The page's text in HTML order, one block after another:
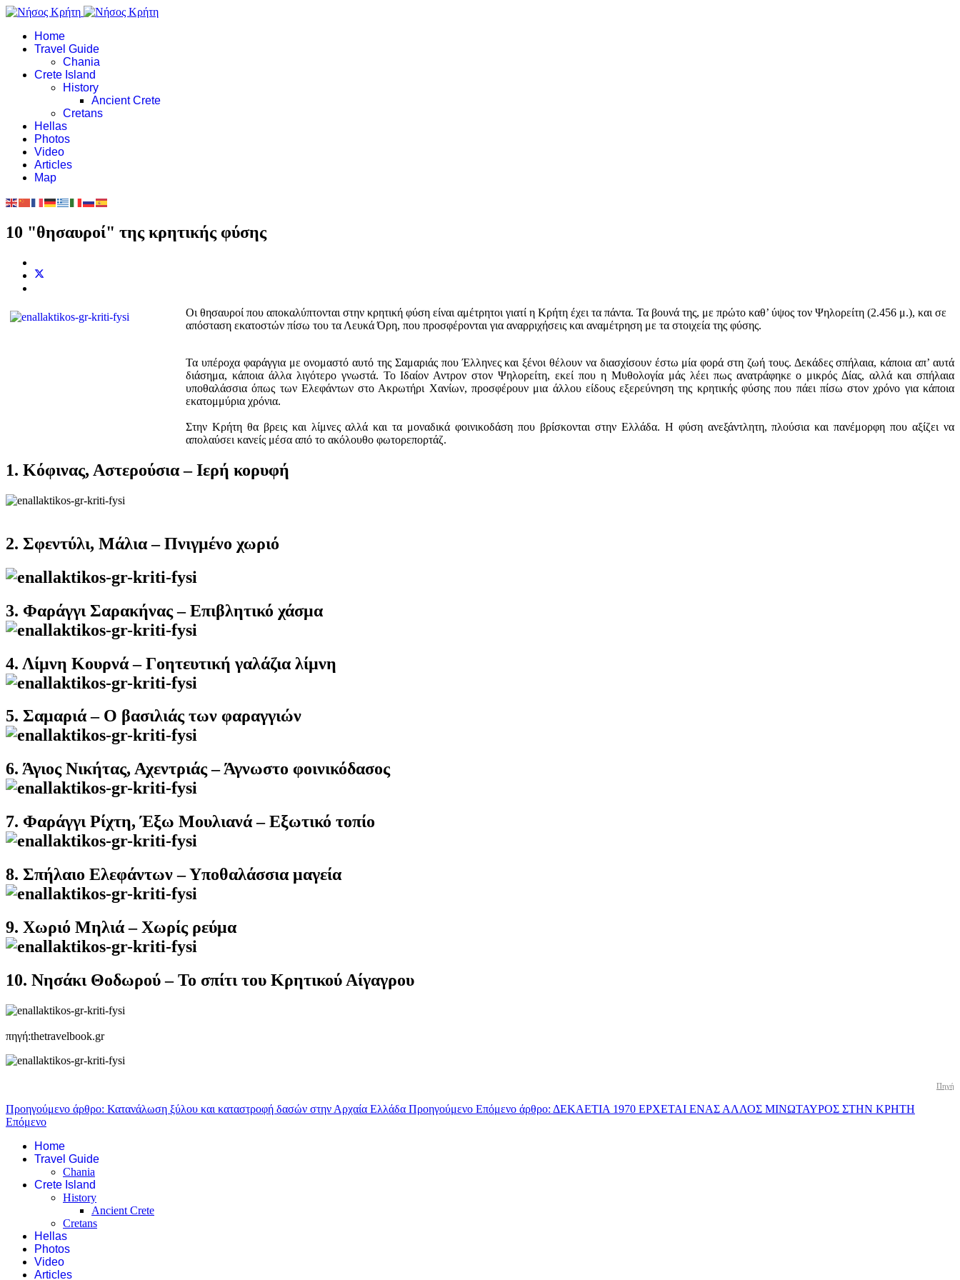
Home
Travel Guide
Chania
Crete Island
History
Ancient Crete
Cretans
Hellas
Photos
Video
Articles
Map
10 "θησαυροί" της κρητικής φύσης
Οι θησαυροί που αποκαλύπτονται στην κρητική φύση είναι αμέτρητοι γιατί η Κρήτη έχει τα πάντα. Τα βουνά της, με πρώτο καθ’ ύψος τον Ψηλορείτη (2.456 μ.), και σε
απόσταση εκατοστών πίσω του τα Λευκά Όρη, που προσφέρονται για αναρριχήσεις και αναμέτρηση με τα στοιχεία της φύσης.
Τα υπέροχα φαράγγια με ονομαστό αυτό της Σαμαριάς που Έλληνες και ξένοι θέλουν να διασχίσουν έστω μία φορά στη ζωή τους. Δεκάδες σπήλαια, κάποια απ’ αυτά
διάσημα, κάποια άλλα λιγότερο γνωστά. Το Ιδαίον Αντρον στον Ψηλορείτη, εκεί που η Μυθολογία μάς λέει πως ανατράφηκε ο μικρός Δίας, αλλά και σπήλαια
υποθαλάσσια όπως των Ελεφάντων στο Ακρωτήρι Χανίων, προσφέρουν μια άλλου είδους εξερεύνηση της κρητικής φύσης που πάει πίσω στον χρόνο για κάποια
εκατομμύρια χρόνια.
Στην Κρήτη θα βρεις και λίμνες αλλά και τα μοναδικά φοινικοδάση που βρίσκονται στην Ελλάδα. Η φύση ανεξάντλητη, πλούσια και πανέμορφη που αξίζει να
απολαύσει κανείς μέσα από το ακόλουθο φωτορεπορτάζ.
1. Κόφινας, Αστερούσια – Ιερή κορυφή
2. Σφεντύλι, Μάλια – Πνιγμένο χωριό
3. Φαράγγι Σαρακήνας – Επιβλητικό χάσμα
4. Λίμνη Κουρνά – Γοητευτική γαλάζια λίμνη
5. Σαμαριά – Ο βασιλιάς των φαραγγιών
6. Άγιος Νικήτας, Αχεντριάς – Άγνωστο φοινικόδασος
7. Φαράγγι Ρίχτη, Έξω Μουλιανά – Εξωτικό τοπίο
8. Σπήλαιο Ελεφάντων – Υποθαλάσσια μαγεία
9. Χωριό Μηλιά – Χωρίς ρεύμα
10. Νησάκι Θοδωρού – Το σπίτι του Κρητικού Αίγαγρου
πηγή:thetravelbook.gr
Πηγή
Προηγούμενο άρθρο: Κατανάλωση ξύλου και καταστροφή δασών στην Αρχαία Ελλάδα Προηγούμενο Επόμενο άρθρο: ΔΕΚΑΕΤΙΑ 1970 ΕΡΧΕΤΑΙ ΕΝΑΣ ΑΛΛΟΣ ΜΙΝΩΤΑΥΡΟΣ ΣΤΗΝ ΚΡΗΤΗ
Επόμενο
Home
Travel Guide
Chania
Crete Island
History
Ancient Crete
Cretans
Hellas
Photos
Video
Articles